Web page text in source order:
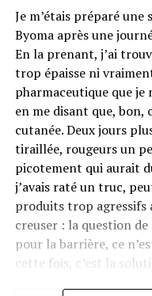
Je m’étais préparé une
Byoma après une
En la prenant, j’ai
trop épaisse ni
pharmaceutique que je
en me disant que, bon,
cutanée. Deux jours
tiraillée, rougeurs un
picotement qui aurait
j’avais raté un truc,
produits trop agressifs
creuser : la question
pour la barrière, ce
cette fois, c’est la